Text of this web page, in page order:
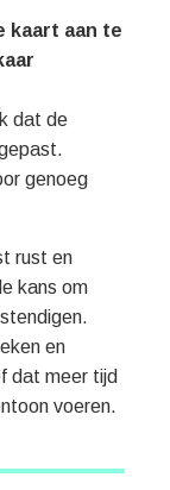
kaart aan te
dat de
genoeg
rust en
kans om
en
dat meer tijd
voeren.